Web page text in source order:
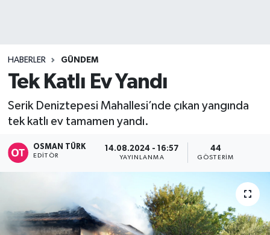
HABERLER GÜNDEM
Tek Katlı Ev Yandı
Serik Deniztepesi Mahallesi’nde çıkan yangında
tek katlı ev tamamen yandı.
OSMAN TÜRK
EDITÖR
14.08.2024 - 16:57
YAYINLANMA
44
GÖSTERIM